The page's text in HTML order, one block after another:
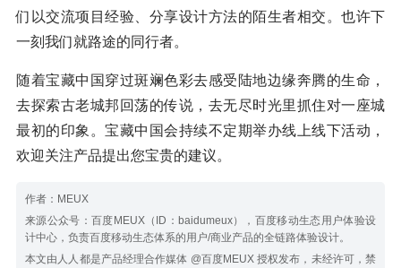
们以交流项目经验、分享设计方法的陌生者相交。也许下
一刻我们就路途的同行者。‍
随着宝藏中国穿过斑斓色彩去感受陆地边缘奔腾的生命，
去探索古老城邦回荡的传说，去无尽时光里抓住对一座城
最初的印象。宝藏中国会持续不定期举办线上线下活动，
欢迎关注产品提出您宝贵的建议。
作者：MEUX
来源公众号：百度MEUX（ID：baidumeux），百度移动生态用户体验设
计中心，负责百度移动生态体系的用户/商业产品的全链路体验设计。
本文由人人都是产品经理合作媒体 @百度MEUX 授权发布，未经许可，禁